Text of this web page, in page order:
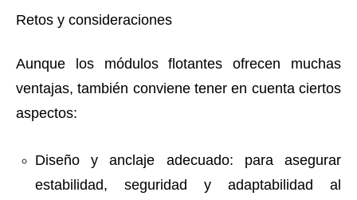
Retos y consideraciones
Aunque los módulos flotantes ofrecen muchas
ventajas, también conviene tener en cuenta ciertos
aspectos:
Diseño y anclaje adecuado: para asegurar
estabilidad, seguridad y adaptabilidad al